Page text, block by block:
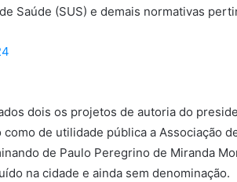
Saúde (SUS) e demais normativas
dois os projetos de autoria do
como de utilidade pública a Associação
de Paulo Peregrino de Miranda
na cidade e ainda sem denominação.